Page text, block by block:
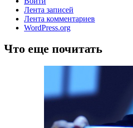
Лента записей
Лента комментариев
WordPress.org
Что еще почитать